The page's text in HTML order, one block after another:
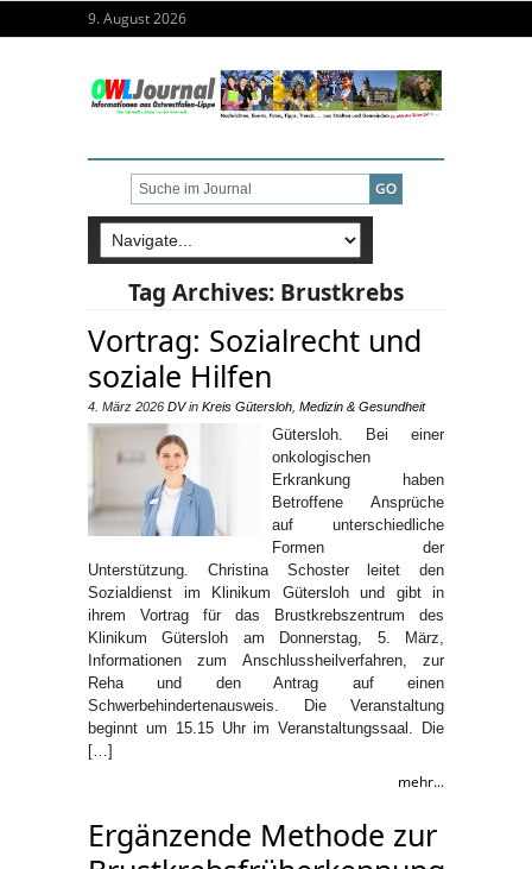
9. August 2026
Tag Archives: Brustkrebs
Vortrag: Sozialrecht und
soziale Hilfen
4. März 2026 DVin Kreis Gütersloh Medizin & Gesundheit
Gütersloh. Bei einer
onkologischen
Erkrankung haben
Betroffene Ansprüche
auf unterschiedliche
Formen der
Unterstützung. Christina Schoster leitet den
Sozialdienst im Klinikum Gütersloh und gibt in
ihrem Vortrag für das Brustkrebszentrum des
Klinikum Gütersloh am Donnerstag, 5. März,
Informationen zum Anschlussheilverfahren, zur
Reha und den Antrag auf einen
Schwerbehindertenausweis. Die Veranstaltung
beginnt um 15.15 Uhr im Veranstaltungssaal. Die
[…]
mehr...
Ergänzende Methode zur